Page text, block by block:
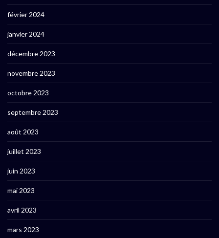
février 2024
janvier 2024
décembre 2023
novembre 2023
octobre 2023
septembre 2023
août 2023
juillet 2023
juin 2023
mai 2023
avril 2023
mars 2023